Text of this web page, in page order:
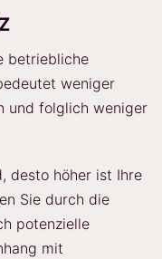
betriebliche
weniger
und folglich weniger
desto höher ist Ihre
Sie durch die
potenzielle
mit